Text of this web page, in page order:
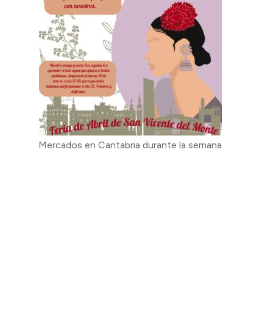
Mercados en Cantabria durante la semana